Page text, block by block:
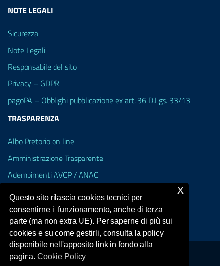
NOTE LEGALI
Sicurezza
Note Legali
Responsabile del sito
Privacy – GDPR
pagoPA – Obblighi pubblicazione ex art. 36 D.Lgs. 33/13
TRASPARENZA
Albo Pretorio on line
Amministrazione Trasparente
Adempimenti AVCP / ANAC
Dichiarazione di accessibilità
Portale realizzato con la piattaforma
Questo sito rilascia cookies tecnici per
consentirne il funzionamento, anche di terza
parte (ma non extra UE). Per saperne di più sui
cookies e su come gestirli, consulta la policy
disponibile nell'apposito link in fondo alla
pagina.Cookie Policy
x